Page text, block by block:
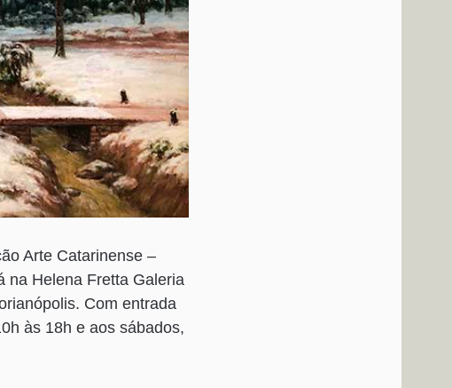
Arte Catarinense –
na Helena Fretta Galeria
Com entrada
às 18h e aos sábados,